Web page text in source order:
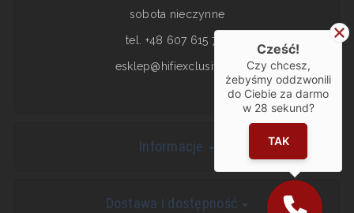
sobota nieczynne
tel. +48 607 615 717
esklep@hifiexclusive.pl
Informacje
Dostawa i dostępność
Cześć!
Czy chcesz,
żebyśmy oddzwonili
do Ciebie za darmo
w 28 sekund?
TAK